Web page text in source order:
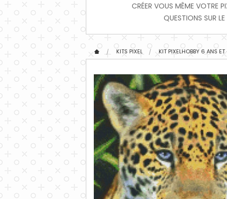
CRÉER VOUS MÊME VOTRE
QUESTIONS SUR
KITS PIXEL KIT PIXELHOBBY 6 ANS ET